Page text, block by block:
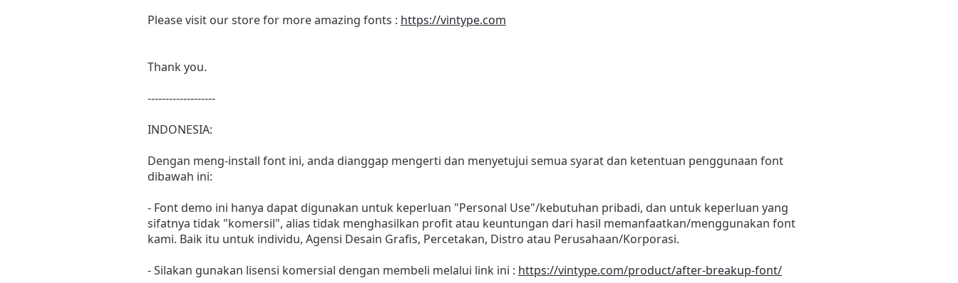
Please visit our store for more amazing fonts : https://vintype.com
Thank you.
-------------------
INDONESIA:
Dengan meng-install font ini, anda dianggap mengerti dan menyetujui semua syarat dan ketentuan penggunaan font
dibawah ini:
- Font demo ini hanya dapat digunakan untuk keperluan "Personal Use"/kebutuhan pribadi, dan untuk keperluan yang
sifatnya tidak "komersil", alias tidak menghasilkan profit atau keuntungan dari hasil memanfaatkan/menggunakan font
kami. Baik itu untuk individu, Agensi Desain Grafis, Percetakan, Distro atau Perusahaan/Korporasi.
- Silakan gunakan lisensi komersial dengan membeli melalui link ini : https://vintype.com/product/after-breakup-font/